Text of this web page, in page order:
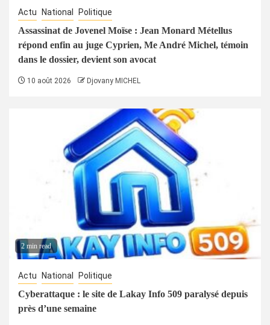
Actu National Politique
Assassinat de Jovenel Moïse : Jean Monard Métellus
répond enfin au juge Cyprien, Me André Michel, témoin
dans le dossier, devient son avocat
10 août 2026 Djovany MICHEL
2 min read
Actu National Politique
Cyberattaque : le site de Lakay Info 509 paralysé depuis
près d’une semaine